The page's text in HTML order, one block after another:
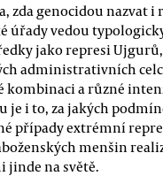
zda genocidou nazvat i
úřady vedou
jako represi Ujgurů,
administrativních
kombinaci a různé
je i to, za jakých
případy extrémní
menšin
jinde na světě.